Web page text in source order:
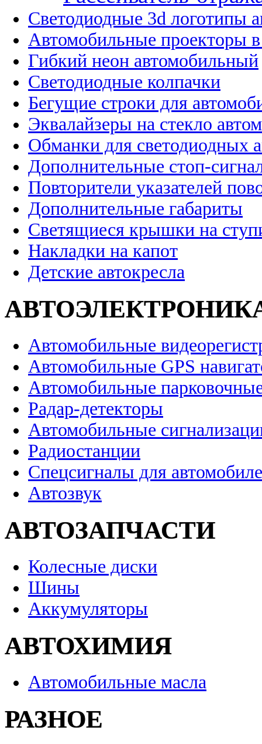
Светодиодные 3d логотипы
Автомобильные проекторы
Гибкий неон автомобильный
Светодиодные колпачки
Бегущие строки для
Эквалайзеры на стекло
Обманки для светодиодных
Дополнительные стоп-
Повторители указателей
Дополнительные габариты
Светящиеся крышки на
Накладки на капот
Детские автокресла
Автомобильные
Автомобильные GPS
Автомобильные
Радар-детекторы
Автомобильные
Радиостанции
Спецсигналы для
Автозвук
АВТОЗАПЧАСТИ
Колесные диски
Шины
Аккумуляторы
АВТОХИМИЯ
Автомобильные масла
РАЗНОЕ